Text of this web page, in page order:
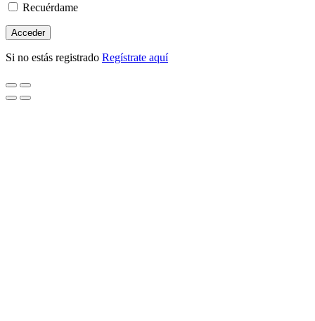
Recuérdame
Si no estás registrado Regístrate aquí